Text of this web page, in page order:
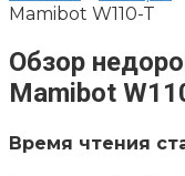
Mamibot W110-T
Обзор
Mamibot
Время чтения